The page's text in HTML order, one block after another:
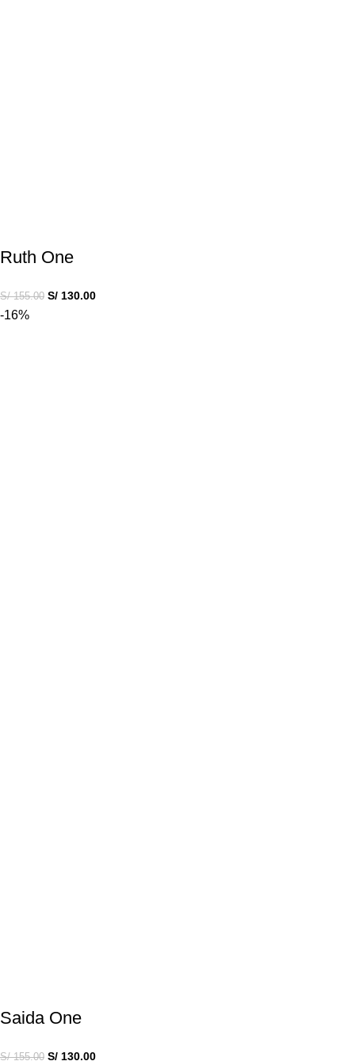
Ruth One
S/155.00 S/ 130.00
-16%
Saida One
S/155.00 S/ 130.00